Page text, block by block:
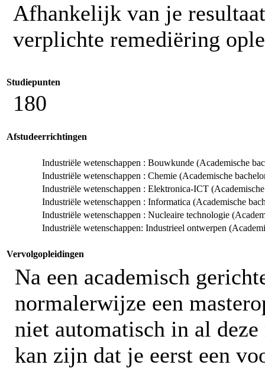
Afhankelijk van je
verplichte remediëring
Studiepunten
180
Afstudeerrichtingen
Industriële wetenschappen : Bouwkunde (Academische
Industriële wetenschappen : Chemie (Academische
Industriële wetenschappen : Elektronica-ICT
Industriële wetenschappen : Informatica (Academische
Industriële wetenschappen : Nucleaire technologie
Industriële wetenschappen: Industrieel ontwerpen
Vervolgopleidingen
Na een academisch
normalerwijze een
niet automatisch in al
kan zijn dat je eerst een